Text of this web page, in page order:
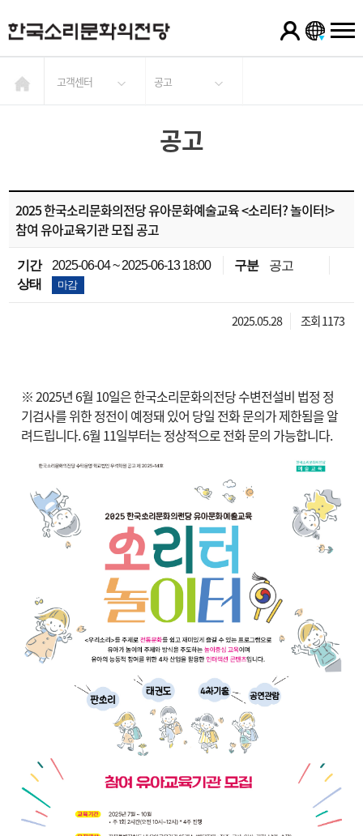
고객센터 공고
공고
2025 한국소리문화의전당 유아문화예술교육 <소리터? 놀이터!>
참여 유아교육기관 모집 공고
기간 2025-06-04 ~ 2025-06-13 18:00 구분
공고
상태
마감
2025.05.28 조회 1173
※ 2025년 6월 10일은 한국소리문화의전당 수변전설비 법정 정
기검사를 위한 정전이 예정돼 있어 당일 전화 문의가 제한됨을 알
려드립니다. 6월 11일부터는 정상적으로 전화 문의 가능합니다.